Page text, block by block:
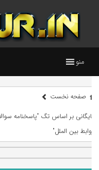
منو
صفحه نخست
روابط بین الملل"